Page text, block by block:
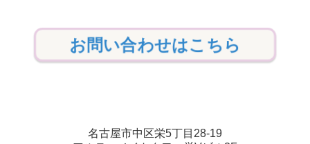
お問い合わせはこちら
名古屋市中区栄5丁目28-19